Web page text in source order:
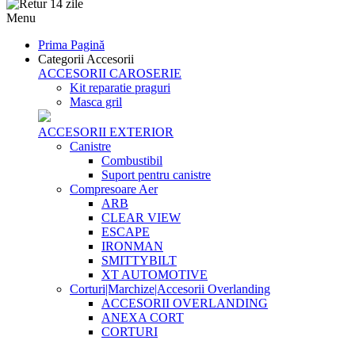
Menu
Prima Pagină
Categorii Accesorii
ACCESORII CAROSERIE
Kit reparatie praguri
Masca gril
ACCESORII EXTERIOR
Canistre
Combustibil
Suport pentru canistre
Compresoare Aer
ARB
CLEAR VIEW
ESCAPE
IRONMAN
SMITTYBILT
XT AUTOMOTIVE
Corturi|Marchize|Accesorii Overlanding
ACCESORII OVERLANDING
ANEXA CORT
CORTURI